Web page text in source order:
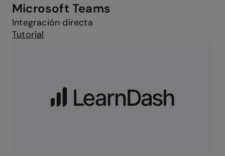
Microsoft Teams
Integración directa
Tutorial